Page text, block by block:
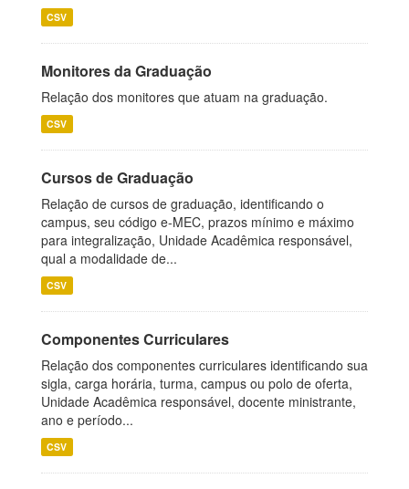
CSV
Monitores da Graduação
Relação dos monitores que atuam na graduação.
CSV
Cursos de Graduação
Relação de cursos de graduação, identificando o
campus, seu código e-MEC, prazos mínimo e máximo
para integralização, Unidade Acadêmica responsável,
qual a modalidade de...
CSV
Componentes Curriculares
Relação dos componentes curriculares identificando sua
sigla, carga horária, turma, campus ou polo de oferta,
Unidade Acadêmica responsável, docente ministrante,
ano e período...
CSV